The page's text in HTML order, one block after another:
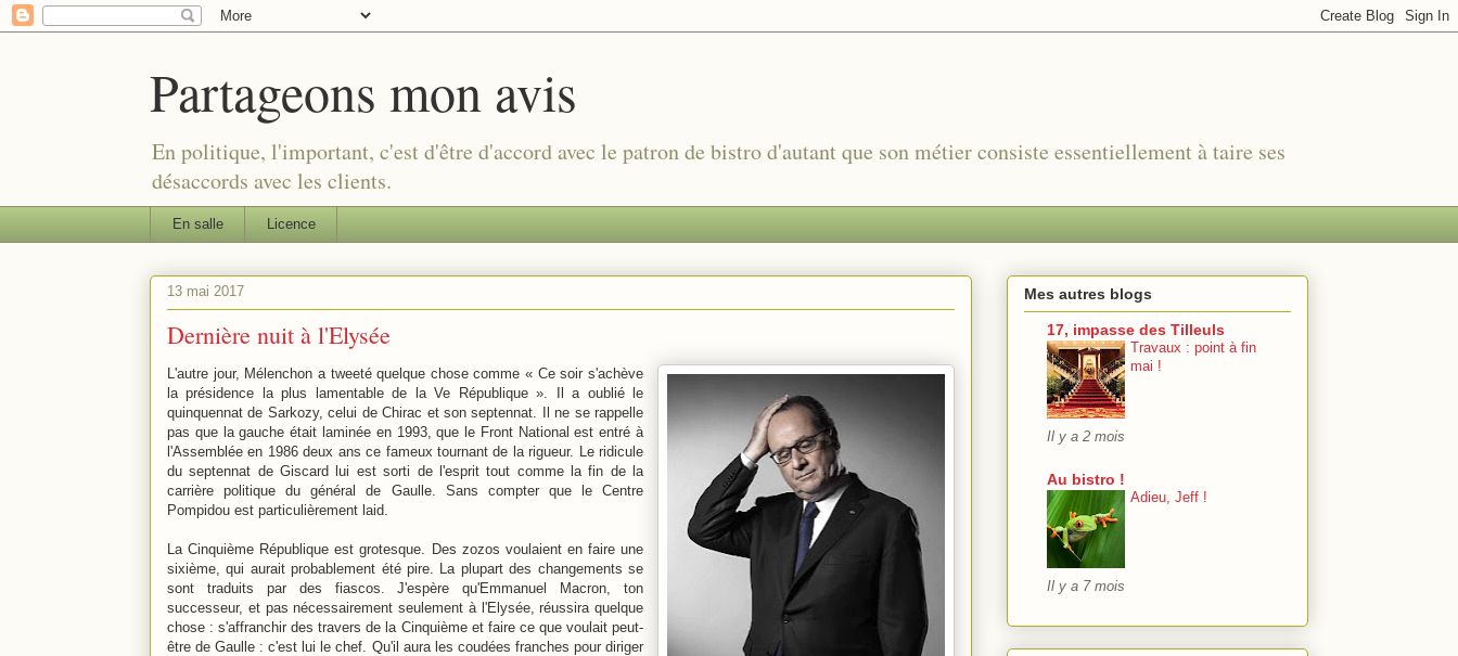
Partageons mon avis
En politique, l'important, c'est d'être d'accord avec le patron de bistro d'autant que son métier consiste essentiellement à taire ses
désaccords avec les clients.
En salle Licence
13 mai 2017
Dernière nuit à l'Elysée
L'autre jour, Mélenchon a tweeté quelque chose comme « Ce soir s'achève
la présidence la plus lamentable de la Ve République ». Il a oublié le
quinquennat de Sarkozy, celui de Chirac et son septennat. Il ne se rappelle
pas que la gauche était laminée en 1993, que le Front National est entré à
l'Assemblée en 1986 deux ans ce fameux tournant de la rigueur. Le ridicule
du septennat de Giscard lui est sorti de l'esprit tout comme la fin de la
carrière politique du général de Gaulle. Sans compter que le Centre
Pompidou est particulièrement laid.
La Cinquième République est grotesque. Des zozos voulaient en faire une
sixième, qui aurait probablement été pire. La plupart des changements se
sont traduits par des fiascos. J'espère qu'Emmanuel Macron, ton
successeur, et pas nécessairement seulement à l'Elysée, réussira quelque
chose : s'affranchir des travers de la Cinquième et faire ce que voulait peut-
être de Gaulle : c'est lui le chef. Qu'il aura les coudées franches pour diriger
Mes autres blogs
17, impasse des Tilleuls
Travaux : point à fin
mai !
Il y a 2 mois
Au bistro !
Adieu, Jeff !
Il y a 7 mois